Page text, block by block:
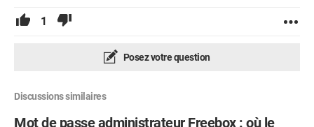
1
Posez votre question
Discussions similaires
Mot de passe administrateur Freebox : où le